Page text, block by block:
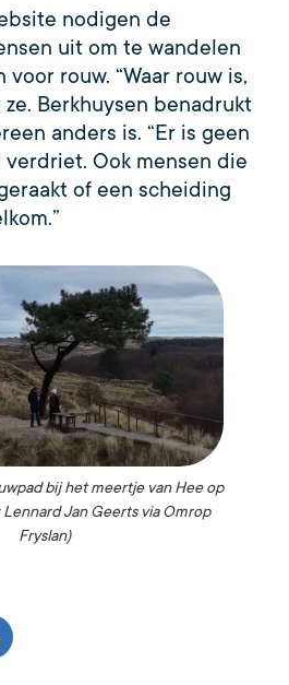
nodigen de
uit om te wandelen
rouw. “Waar rouw is,
Berkhuysen benadrukt
anders is. “Er is geen
Ook mensen die
of een scheiding
bij het meertje van Hee op
Jan Geerts via Omrop
Fryslan)